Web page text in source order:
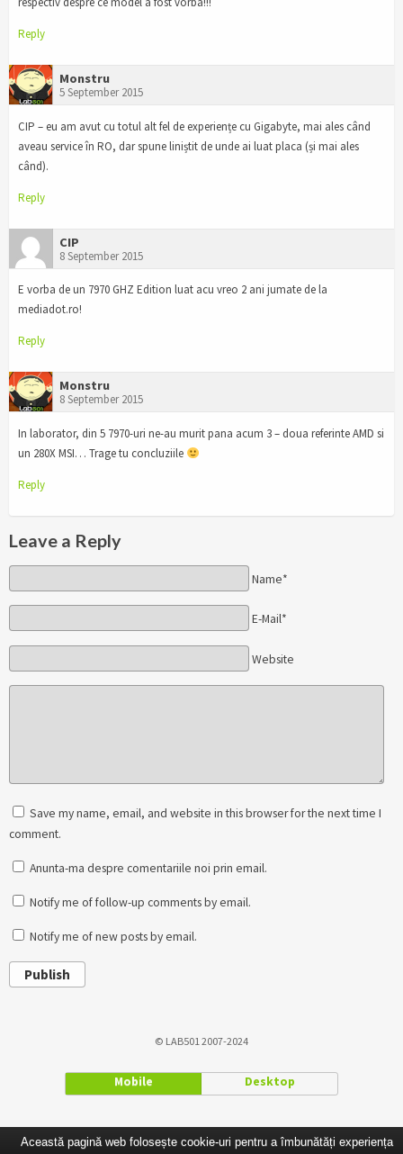
Reply
Monstru
5 September 2015
CIP – eu am avut cu totul alt fel de experiențe cu Gigabyte, mai ales când
aveau service în RO, dar spune liniștit de unde ai luat placa (și mai ales
când).
Reply
CIP
8 September 2015
E vorba de un 7970 GHZ Edition luat acu vreo 2 ani jumate de la
mediadot.ro!
Reply
Monstru
8 September 2015
In laborator, din 5 7970-uri ne-au murit pana acum 3 – doua referinte AMD si
un 280X MSI… Trage tu concluziile
Reply
Leave a Reply
Name*
E-Mail*
Website
Save my name, email, and website in this browser for the next time I
comment.
Anunta-ma despre comentariile noi prin email.
Notify me of follow-up comments by email.
Notify me of new posts by email.
Publish
© LAB501 2007-2024
Mobile Desktop
Această pagină web folosește cookie-uri pentru a îmbunătăți experiența